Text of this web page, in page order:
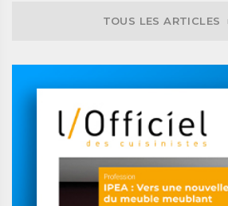
TOUS LES ARTICLES